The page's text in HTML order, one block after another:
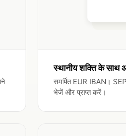
स्थानीय शक्ति के साथ
समर्पित EUR IBAN।
भेजें और प्राप्त करें।